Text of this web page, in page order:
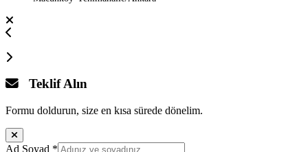
Teklif Alın
Formu doldurun, size en kısa sürede dönelim.
Ad Soyad *